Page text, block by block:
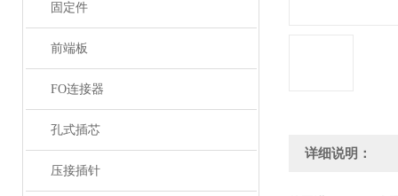
固定件
前端板
FO连接器
孔式插芯
压接插针
详细说明：